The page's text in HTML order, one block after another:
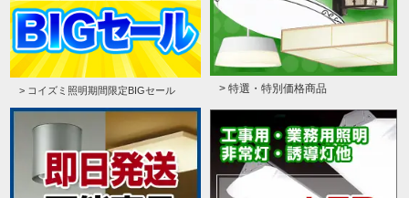
> コイズミ照明期間限定BIGセール > 特選・特別価格商品